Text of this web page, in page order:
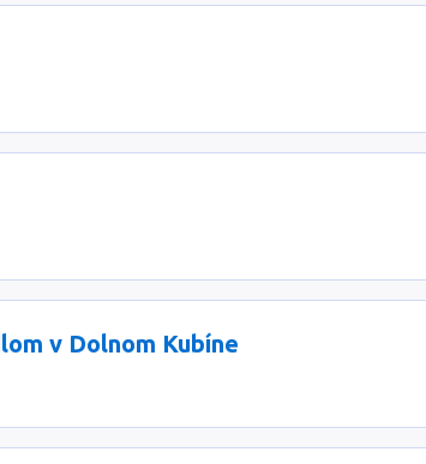
v Dolnom Kubíne